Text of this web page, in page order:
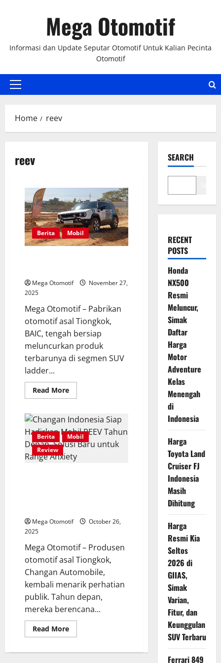
Mega Otomotif
Informasi dan Update Seputar Otomotif Untuk Kalian Pecinta
Otomotif
Primary
Home reev
reev
Berita Mobil
Mega Otomotif
November 27,
2025
Mega Otomotif – Pabrikan
otomotif asal Tiongkok,
BAIC, tengah bersiap
meluncurkan produk
terbarunya di segmen SUV
ladder...
Read MoreRead
more
SUV
Ladder
Frame
Modern
Siap
Ramaikan
Pasar
Berita
Mobil
Review
Mega Otomotif
October 26,
2025
Mega Otomotif – Produsen
otomotif asal Tiongkok,
Changan Automobile,
kembali menarik perhatian
publik. Tahun depan,
mereka berencana...
Read MoreRead
more
Indonesia
SEARCH
RECENT
POSTS
Honda
NX500
Resmi
Meluncur,
Simak
Daftar
Harga
Motor
Adventure
Kelas
Menengah
di
Indonesia
Harga
Toyota Land
Cruiser FJ
Indonesia
Masih
Dihitung
Harga
Resmi Kia
Seltos
2026 di
GIIAS,
Simak
Varian,
Fitur, dan
Keunggulan
SUV Terbaru
Ferrari 849